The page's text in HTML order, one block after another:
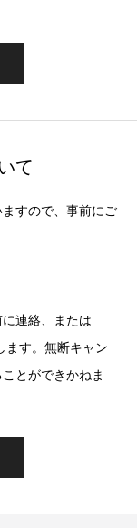
て
すので、事前にご
連絡、または
ます。無断キャン
とができかねま